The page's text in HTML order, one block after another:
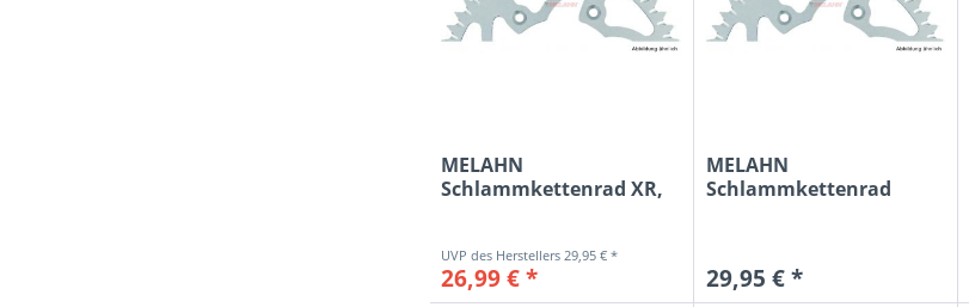
MELAHN
Schlammkettenrad XR,
29,95 € *
26,99 € *
MELAHN
Schlammkettenrad
29,95 € *